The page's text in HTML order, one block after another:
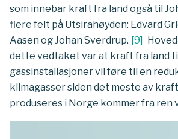
som innebar kraft fra land også til
flere felt på Utsirahøyden: Edvard
Aasen og Johan Sverdrup. [9]
dette vedtaket var at kraft fra land
gassinstallasjoner vil føre til en
klimagasser siden det meste av
produseres i Norge kommer fra ren